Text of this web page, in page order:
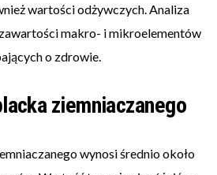
wartości odżywczych. Analiza
makro- i mikroelementów
o zdrowie.
ziemniaczanego
wynosi średnio około